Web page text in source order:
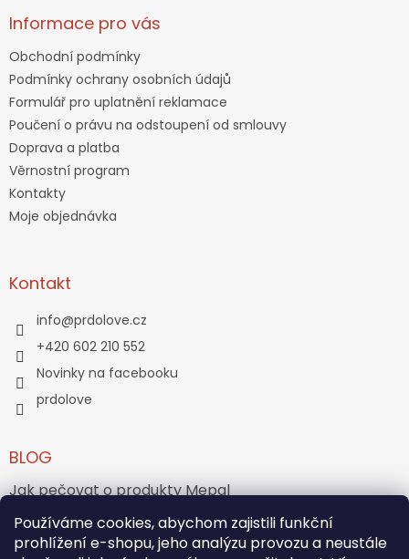
Používáme cookies, abychom zajistili funkční
prohlížení e-shopu, jeho analýzu provozu a neustále
Informace pro vás
Obchodní podmínky
Podmínky ochrany osobních údajů
Formulář pro uplatnění reklamace
Poučení o právu na odstoupení od smlouvy
Doprava a platba
Věrnostní program
Kontakty
Moje objednávka
Kontakt
info@prdolove.cz
+420 602 210 552
Novinky na facebooku
prdolove
BLOG
Jak pečovat o produkty Mepal
Jak vznikl medvídek Teddy Bear?